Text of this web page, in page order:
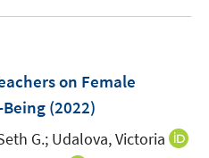
u
F
s
on Female
(2022)
G.; Udalova, Victoria